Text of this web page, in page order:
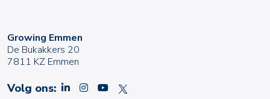
Growing Emmen
De Bukakkers 20
7811 KZ Emmen
Volg ons: